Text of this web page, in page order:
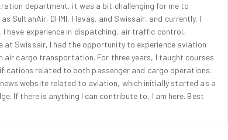
department, it was a bit challenging for me to
SultanAir, DHMI, Havaş, and Swissair, and currently, I
have experience in dispatching, air traffic control,
at Swissair, I had the opportunity to experience aviation
air cargo transportation. For three years, I taught courses
related to both passenger and cargo operations.
website related to aviation, which initially started as a
If there is anything I can contribute to, I am here. Best